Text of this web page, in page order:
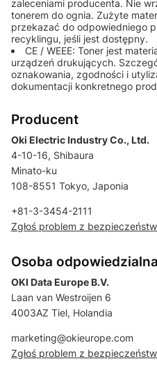
zaleceniami producenta. Nie
tonerem do ognia. Zużyte
przekazać do odpowiedniego
recyklingu, jeśli jest dostępny.
CE / WEEE: Toner jest
urządzeń drukujących.
oznakowania, zgodności i
dokumentacji konkretnego
Producent
Oki Electric Industry Co., Ltd.
4-10-16, Shibaura
Minato-ku
108-8551 Tokyo, Japonia
+81-3-3454-2111
Zgłoś problem z
Osoba
OKI Data Europe B.V.
Laan van Westroijen 6
4003AZ Tiel, Holandia
marketing@okieurope.com
Zgłoś problem z